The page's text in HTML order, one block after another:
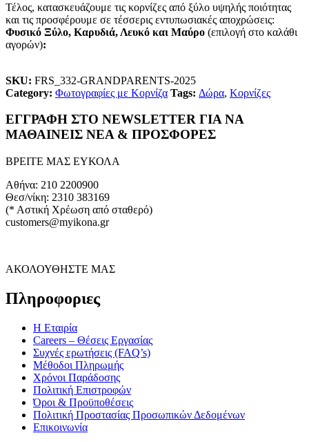
Τέλος, κατασκευάζουμε τις κορνίζες από ξύλο υψηλής ποιότητας
και τις προσφέρουμε σε τέσσερις εντυπωσιακές αποχρώσεις:
Φυσικό Ξύλο, Καρυδιά, Λευκό και Μαύρο (επιλογή στο καλάθι
αγορών):
SKU: FRS_332-GRANDPARENTS-2025
Category: Φωτογραφίες με Κορνίζα Tags: Δώρα, Κορνίζες
ΕΓΓΡΑΦΗ ΣΤΟ NEWSLETTER ΓΙΑ ΝΑ
ΜΑΘΑΙΝΕΙΣ ΝΕΑ & ΠΡΟΣΦΟΡΕΣ
ΒΡΕΙΤΕ ΜΑΣ ΕΥΚΟΛΑ
Αθήνα: 210 2200900
Θεσ/νίκη: 2310 383169
(* Αστική Χρέωση από σταθερό)
customers@myikona.gr
ΑΚΟΛΟΥΘΗΣΤΕ ΜΑΣ
Πληροφοριες
Η Εταιρία
Careers – Θέσεις Εργασίας
Συχνές ερωτήσεις (FAQ’s)
Μέθοδοι Πληρωμής
Χρόνοι Παράδοσης
Πολιτική Επιστροφών
Όροι & Προϋποθέσεις
Πολιτική Προστασίας Προσωπικών Δεδομένων
Επικοινωνία